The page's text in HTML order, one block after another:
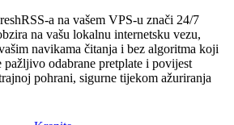
a na vašem VPS-u znači 24/7
na vašu lokalnu internetsku vezu,
navikama čitanja i bez algoritma koji
pažljivo odabrane pretplate i povijest
pohrani, sigurne tijekom ažuriranja